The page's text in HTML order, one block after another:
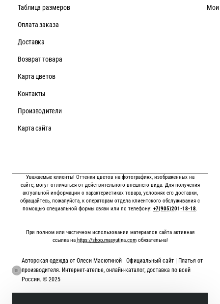
Таблица размеров
Оплата заказа
Доставка
Возврат товара
Карта цветов
Контакты
Производители
Карта сайта
Мои
Уважаемые клиенты! Оттенки цветов на фотографиях, изображенных на
сайте, могут отличаться от действительного внешнего вида. Для получения
актуальной информации о характеристиках товара, условиях его доставки,
обращайтесь, пожалуйста, к операторам отдела клиентского обслуживания с
помощью специальной формы связи или по телефону: +7(905)201-18-18.
При полном или частичном использовании материалов сайта активная
ссылка на https://shop.masyutina.comобязательна!
Авторская одежда от Олеси Масютиной | Официальный сайт | Платья от
производителя. Интернет-ателье, онлайн-каталог, доставка по всей
России. © 2025